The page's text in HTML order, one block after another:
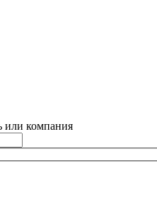
или компания